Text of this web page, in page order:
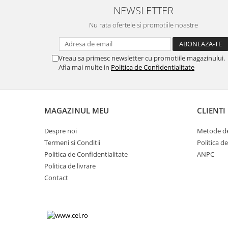
NEWSLETTER
Nu rata ofertele si promotiile noastre
Vreau sa primesc newsletter cu promotiile magazinului.
Afla mai multe in Politica de Confidentialitate
MAGAZINUL MEU
Despre noi
Termeni si Conditii
Politica de Confidentialitate
Politica de livrare
Contact
CLIENTI
Metode
Politica
ANPC